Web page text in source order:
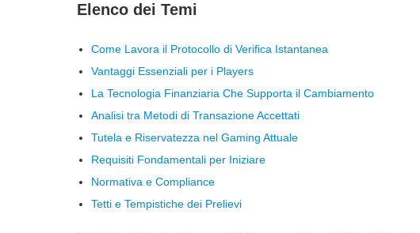
Elenco dei Temi
Come Lavora il Protocollo di Verifica Istantanea
Vantaggi Essenziali per i Players
La Tecnologia Finanziaria Che Supporta il Cambiamento
Analisi tra Metodi di Transazione Accettati
Tutela e Riservatezza nel Gaming Attuale
Requisiti Fondamentali per Iniziare
Normativa e Compliance
Tetti e Tempistiche dei Prelievi